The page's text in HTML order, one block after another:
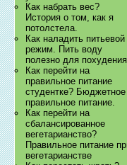
Как набрать вес?
История о том, как я
потолстела.
Как наладить питьевой
режим. Пить воду
полезно для похудения
Как перейти на
правильное питание
студентке? Бюджетное
правильное питание.
Как перейти на
сбалансированное
вегетарианство?
Правильное питание
вегетарианстве